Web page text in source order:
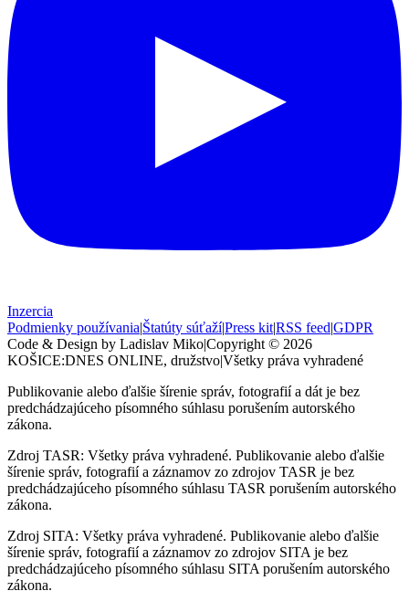
Inzercia
Podmienky používania|Štatúty súťaží|Press kit|RSS feed|GDPR
Code & Design by Ladislav Miko|Copyright © 2026
KOŠICE:DNES ONLINE, družstvo|Všetky práva vyhradené
Publikovanie alebo ďalšie šírenie správ, fotografií a dát je bez
predchádzajúceho písomného súhlasu porušením autorského
zákona.
Zdroj TASR: Všetky práva vyhradené. Publikovanie alebo ďalšie
šírenie správ, fotografií a záznamov zo zdrojov TASR je bez
predchádzajúceho písomného súhlasu TASR porušením autorského
zákona.
Zdroj SITA: Všetky práva vyhradené. Publikovanie alebo ďalšie
šírenie správ, fotografií a záznamov zo zdrojov SITA je bez
predchádzajúceho písomného súhlasu SITA porušením autorského
zákona.